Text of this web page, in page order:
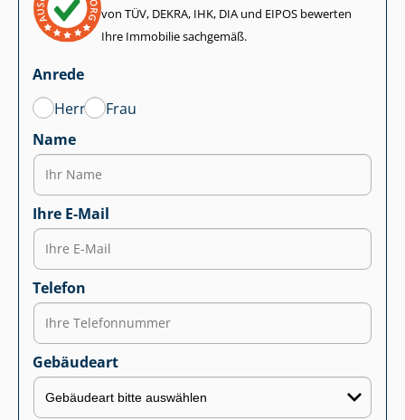
von TÜV, DEKRA, IHK, DIA und EIPOS bewerten
Ihre Immobilie sachgemäß.
Anrede
Herr
Frau
Name
Ihre E-Mail
Telefon
Gebäudeart